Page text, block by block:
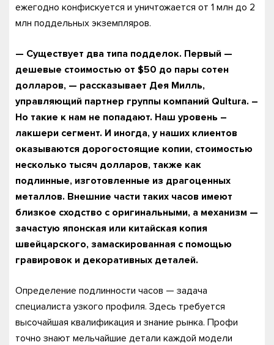
ежегодно конфискуется и уничтожается от 1 млн до 2
млн поддельных экземпляров.
— Существует два типа подделок. Первый —
дешевые стоимостью от $50 до пары сотен
долларов, — рассказывает Дея Милль,
управляющий партнер группы компаний Qultura. –
Но такие к нам не попадают. Наш уровень –
лакшери сегмент. И иногда, у наших клиентов
оказываются дорогостоящие копии, стоимостью
несколько тысяч долларов, также как
подлинные, изготовленные из драгоценных
металлов. Внешние части таких часов имеют
близкое сходство с оригинальными, а механизм —
зачастую японская или китайская копия
швейцарского, замаскированная с помощью
гравировок и декоративных деталей.
Определение подлинности часов — задача
специалиста узкого профиля. Здесь требуется
высочайшая квалификация и знание рынка. Профи
точно знают мельчайшие детали каждой модели